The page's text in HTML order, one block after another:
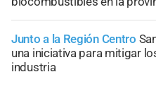
Junto a la Región Centro
una iniciativa para mitigar
industria